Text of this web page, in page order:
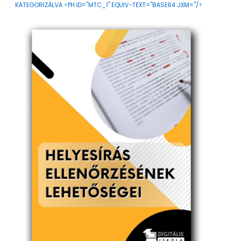
KATEGORIZÁLVA <PH ID="MTC_1" EQUIV-TEXT="BASE64:JXM="/>